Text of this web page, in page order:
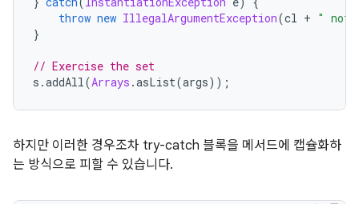
throw new IllegalArgumentException(cl + " not
}
// Exercise the set
s .addAll(Arrays .asList(args));
하지만 이러한 경우조차 try-catch 블록을 메서드에 캡슐화하
는 방식으로 피할 수 있습니다.